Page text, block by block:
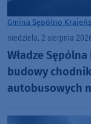
Gmina Sępólno
niedziela, 2 sierpnia
Władze
budowy
autobusowych